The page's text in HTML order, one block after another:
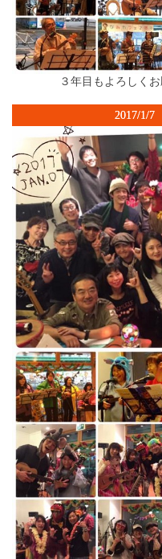
３年目もよろしくお
2017/1/7